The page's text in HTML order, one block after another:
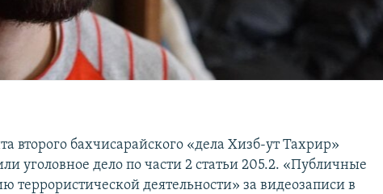
второго бахчисарайского «дела Хизб-ут Тахрир»
уголовное дело по части 2 статьи 205.2. «Публичные
террористической деятельности» за видеозаписи в